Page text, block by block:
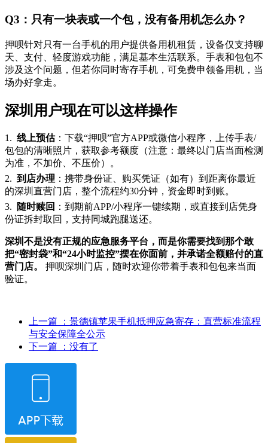
Q3：只有一块表或一个包，没有备用机怎么办？
押呗针对只有一台手机的用户提供备用机租赁，设备仅支持聊
天、支付、轻度游戏功能，满足基本生活联系。手表和包包不
涉及这个问题，但若你同时寄存手机，可免费申领备用机，当
场办好拿走。
深圳用户现在可以这样操作
1. 线上预估：下载“押呗”官方APP或微信小程序，上传手表/
包包的清晰照片，获取参考额度（注意：最终以门店当面检测
为准，不加价、不压价）。
2. 到店办理 ：携带身份证、购买凭证（如有）到距离你最近
的深圳直营门店，整个流程约30分钟，资金即时到账。
3.
随时赎回 ：到期前APP/小程序一键续期，或直接到店凭身
份证拆封取回，支持同城跑腿送还。
深圳不是没有正规的应急服务平台，而是你需要找到那个敢
把“密封袋”和“24小时监控”摆在你面前，并承诺全额赔付的直
营门店。
押呗深圳门店，随时欢迎你带着手表和包包来当面
验证。
上一篇
：景德镇苹果手机抵押应急寄存：直营标准流程
与安全保障全公示
下一篇
：没有了